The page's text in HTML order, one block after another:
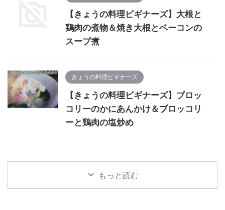
【きょうの料理ビギナーズ】大根と
鶏肉の煮物＆焼き大根とベーコンの
スープ煮
きょうの料理ビギナーズ
【きょうの料理ビギナーズ】ブロッ
コリーのかにあんかけ＆ブロッコリ
ーと鶏肉の塩炒め
もっと読む